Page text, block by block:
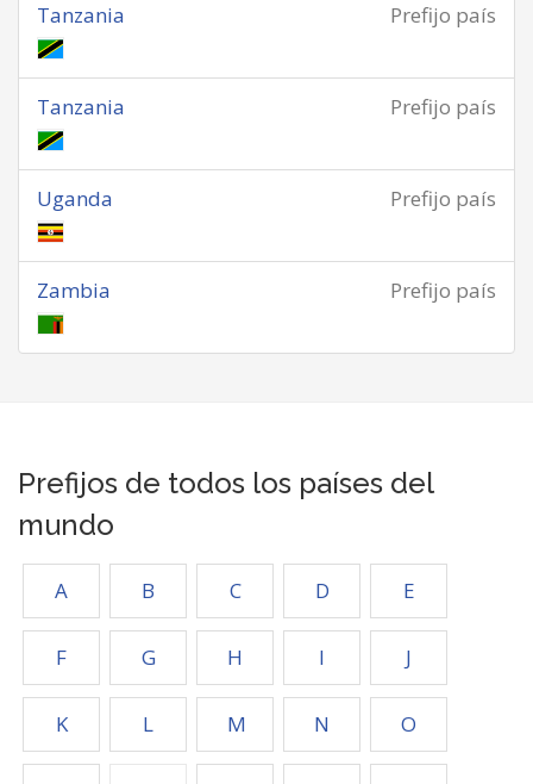
Prefijo país
Tanzania
Prefijo país
Tanzania
Prefijo país
Uganda
Prefijo país
Zambia
Prefijos de todos los países del
mundo
A B C D E
F G H I J
K L M N O